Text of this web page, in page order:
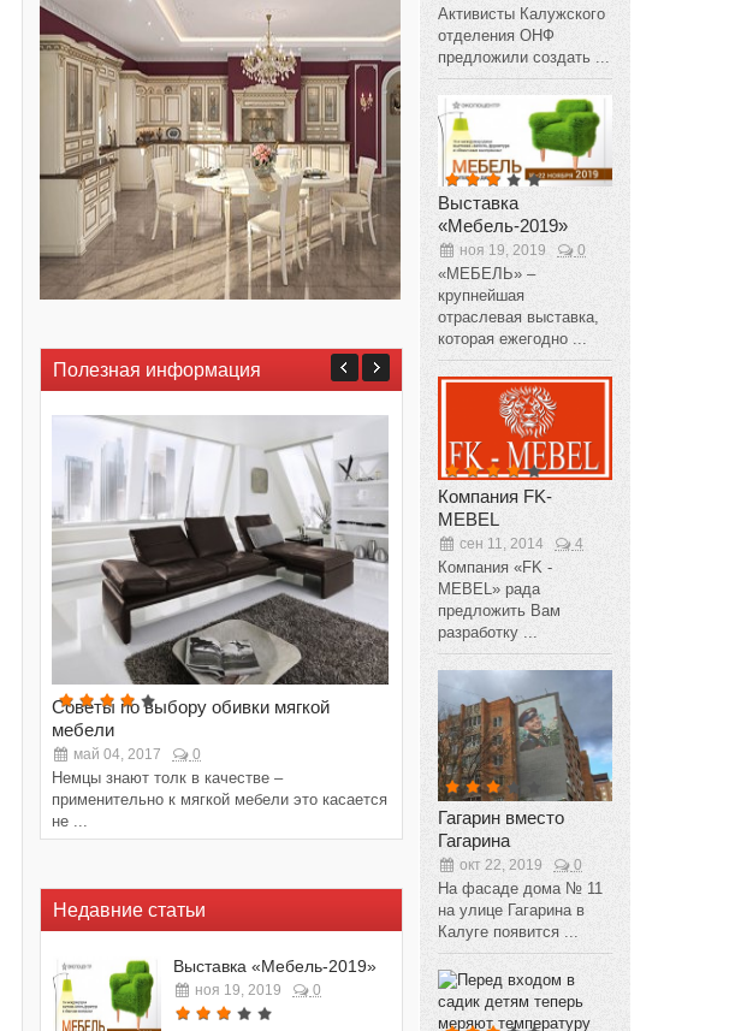
Полезная информация
Советы по выбору обивки мягкой
мебели
май 04, 2017 0
Немцы знают толк в качестве –
применительно к мягкой мебели это касается
не ...
Идеи декора новогоднего стола
дек 27, 2016 0
Привычное для всех нас явление –
новогодний стол, который ломится от
Недавние статьи
Выставка «Мебель-2019»
ноя 19, 2019 0
Активисты Калужского
отделения ОНФ
предложили создать ...
Выставка
«Мебель-2019»
ноя 19, 2019 0
«МЕБЕЛЬ» –
крупнейшая
отраслевая выставка,
которая ежегодно ...
Компания FK-
MEBEL
сен 11, 2014 4
Компания «FK -
MEBEL» рада
предложить Вам
разработку ...
Гагарин вместо
Гагарина
окт 22, 2019 0
На фасаде дома № 11
на улице Гагарина в
Калуге появится ...